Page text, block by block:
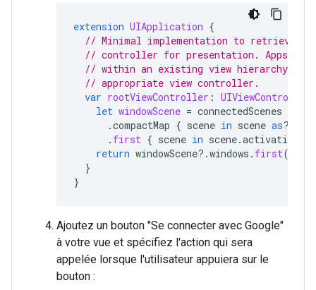
extension UIApplication {
// Minimal implementation to retrieve
// controller for presentation. Apps
// within an existing view hierarchy
// appropriate view controller.
var rootViewController : UIViewController
let windowScene = connectedScenes
.compactMap { scene in scene as?
. first { scene in scene.
return windowScene?.windows . first(
}
}
Ajoutez un bouton "Se connecter avec Google"
à votre vue et spécifiez l'action qui sera
appelée lorsque l'utilisateur appuiera sur le
bouton :